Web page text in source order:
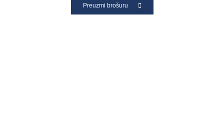
Preuzmi brošuru